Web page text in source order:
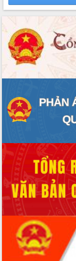
HỆ THỐNG VĂN BẢN
VĂN BẢN HĐND TỈNH
ĐIỂM TIN VĂN BẢN
QUY HOẠCH - KẾ HOẠCH